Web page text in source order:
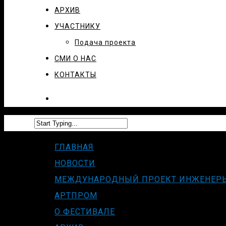
АРХИВ
УЧАСТНИКУ
Подача проекта
СМИ О НАС
КОНТАКТЫ
ГЛАВНАЯ
НОВОСТИ
МЕЖДУНАРОДНЫЙ ПРОЕКТ
АРТПРОМ
О ФЕСТИВАЛЕ